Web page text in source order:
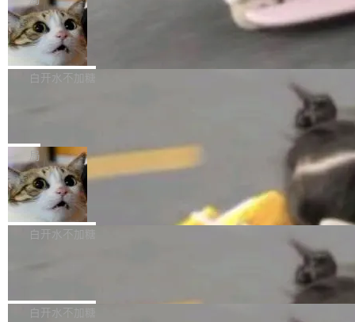
l 迁移或唤醒时，新宿主从 S3 恢复 SQLite 数据
库继续执行。存储库是持久化的唯一真相...
te 17 Pro、OPPO K15，要么是vivo X300 E这
样的次旗舰。 Galaxy Z Fold8 Ultra / Z Fold8 /
Z Flip8三款折叠屏新机均在7月22日发布，且全
部搭载骁龙8 Elite Gen5 for Galaxy，它们本该
本控制系统。目前处于 Early Access 阶段。 De
ltaDB 的核心思路直接写在 landing page 最显
眼的位置：「Software is made between com
mits」——软件是在 commit 之间写出来的。git
是把这段空隙补上。 回退到任何一次编辑：Delt
aDB 捕获 commit 之间的每一次操作，...
SpaceXAI 单季资本开支达 183 亿美元
根据风险投资人Tomer Tunguz 博客（VC 分
析）披露的最新分析与第二季度业绩报告，Spac
微软同期总资本开支的四成。 与亚马逊、Alpha
bet、微软以及 Meta 等传统科技巨头相比，Spa
ceXAI的资金消耗速度尤为引人瞩目。然而，支
撑庞大支出的资金来源却呈现出截然不同的面
貌。数据显示，微软和 Meta 主要依托充沛的经
白开水不加糖
一个在终端里运行的编程 agent；Muse Spark
1.2，驱动这个 agent 的新模型。一句话概括：
你可以用 curl -fsSL https://dev.meta.ai/install.
sh | bash 安装一个能在大项目里自动规划、写
代码、验证结果的 AI 终端工具。 据介绍，Muse
个主 agent 循环，外加一组后台 agent。这些后
局
美团开源 LoHoSearch，用知识图谱校
准 AI 能力认知
机器出题的前提，是让机器拥有全局视野。整个
构建流程可以分为四个环节：建图 → 控制难度
白开水不加糖
库，并将作为transport接入Mooncake TENT。
白开水不加糖